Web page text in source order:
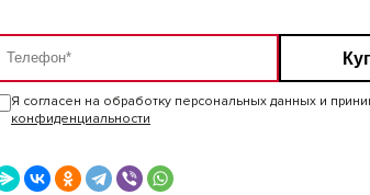
Я согласен на обработку персональных данных и
конфиденциальности